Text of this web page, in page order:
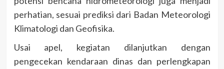
perhatian, sesuai prediksi dari Badan Meteorologi
Klimatologi dan Geofisika.
Usai apel, kegiatan dilanjutkan dengan
pengecekan kendaraan dinas dan perlengkapan